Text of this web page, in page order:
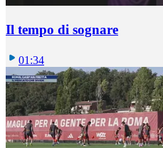
Il tempo di sognare
01:34